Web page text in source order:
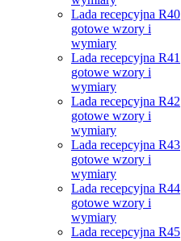
Lada recepcyjna R40
gotowe wzory i
wymiary
Lada recepcyjna R41
gotowe wzory i
wymiary
Lada recepcyjna R42
gotowe wzory i
wymiary
Lada recepcyjna R43
gotowe wzory i
wymiary
Lada recepcyjna R44
gotowe wzory i
wymiary
Lada recepcyjna R45